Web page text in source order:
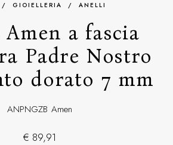
/ GIOIELLERIA / ANELLI
a fascia
Padre Nostro
dorato 7 mm
ANPNGZB Amen
€ 89,91